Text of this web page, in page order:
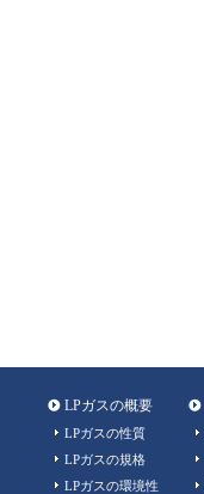
LPガスの概要
LPガスの性質
LPガスの規格
LPガスの環境性